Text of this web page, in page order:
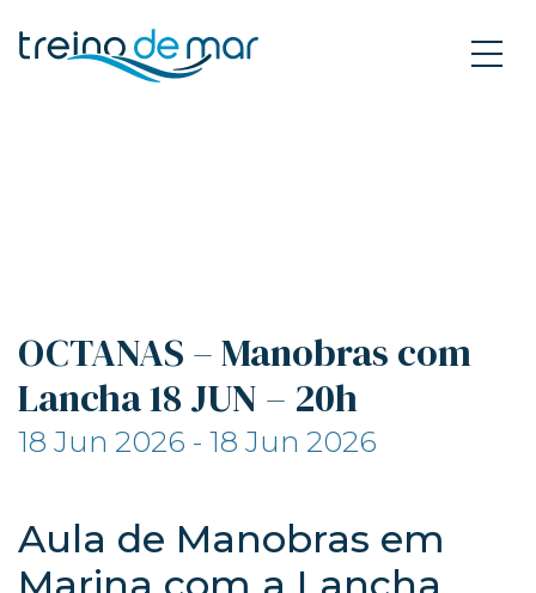
OCTANAS – Manobras com
Lancha 18 JUN – 20h
18 Jun 2026 - 18 Jun 2026
Aula de Manobras em